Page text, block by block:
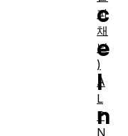
c
e
I
n
파
채
널
)
A
L
P
N